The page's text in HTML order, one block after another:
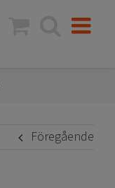
Föregående